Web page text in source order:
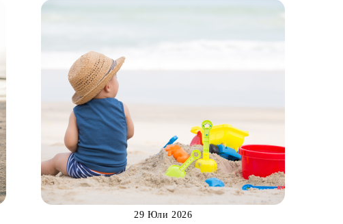
29 Юли 2026